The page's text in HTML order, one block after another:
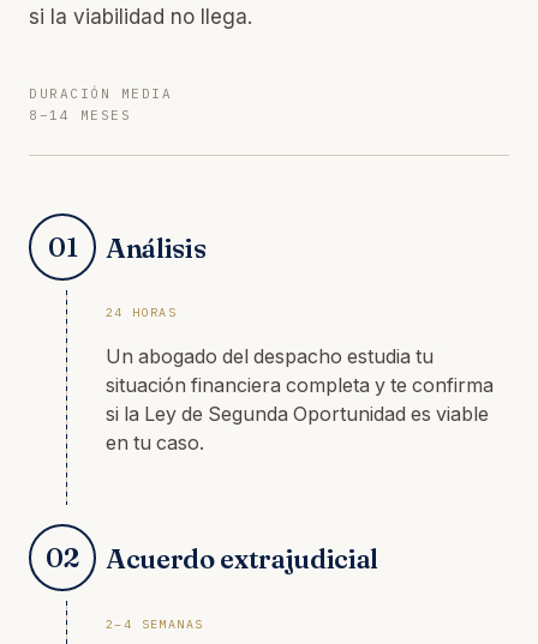
si la viabilidad no llega.
DURACIÓN MEDIA
8–14 MESES
01 Análisis
24 HORAS
Un abogado del despacho estudia tu
situación financiera completa y te confirma
si la Ley de Segunda Oportunidad es viable
en tu caso.
02 Acuerdo extrajudicial
2–4 SEMANAS